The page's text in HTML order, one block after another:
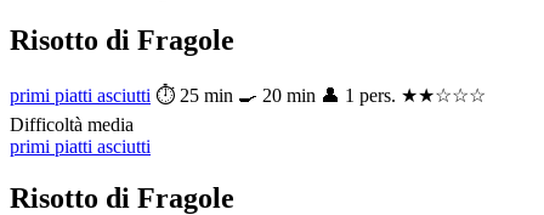
Risotto di Fragole
primi piatti asciutti ⏱ 25 min 🍳 20 min 👤 1 pers. ★★☆☆☆
Difficoltà media
primi piatti asciutti
Risotto di Fragole